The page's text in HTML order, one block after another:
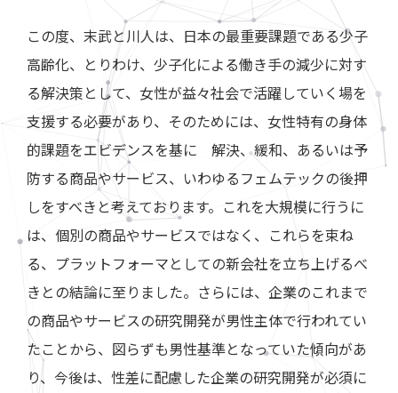
この度、末武と川人は、日本の最重要課題である少子
高齢化、とりわけ、少子化による働き手の減少に対す
る解決策として、女性が益々社会で活躍していく場を
支援する必要があり、そのためには、女性特有の身体
的課題をエビデンスを基に 解決、緩和、あるいは予
防する商品やサービス、いわゆるフェムテックの後押
しをすべきと考えております。これを大規模に行うに
は、個別の商品やサービスではなく、これらを束ね
る、プラットフォーマとしての新会社を立ち上げるべ
きとの結論に至りました。さらには、企業のこれまで
の商品やサービスの研究開発が男性主体で行われてい
たことから、図らずも男性基準となっていた傾向があ
り、今後は、性差に配慮した企業の研究開発が必須に